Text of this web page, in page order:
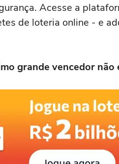
Acesse a
de loteria online - e
grande vencedor não